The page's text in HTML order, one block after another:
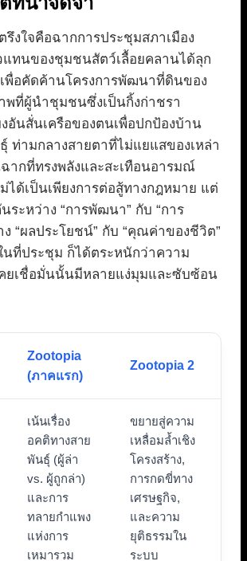
งใจคือฉากการประชุมสภาเมือง
แทนของชุมชนสัตว์เลื้อยคลานได้ลุก
พื่อคัดค้านโครงการพัฒนาที่ดินของ
ที่ผู้นำชุมชนซึ่งเป็นกิ้งก่าชรา
อันสั่นเครือของตนเพื่อปกป้องบ้าน
ท่ามกลางสายตาที่ไม่แยแสของเหล่า
ากที่ทรงพลังและสะเทือนอารมณ์
ได้เป็นเพียงการต่อสู้ทางกฎหมาย แต่
ระหว่าง “การพัฒนา” กับ “การ
ง “ผลประโยชน์” กับ “คุณค่าของชีวิต”
นที่ประชุม ก็ได้ตระหนักว่าความ
คยเชื่อมั่นนั้นมีหลายแง่มุมและซับซ้อน
Zootopia
(ภาคแรก)
Zootopia 2
เน้นเรื่อง
อคติทางสาย
พันธุ์ (ผู้ล่า
vs. ผู้ถูกล่า)
และการ
ทลายกำแพง
แห่งการ
เหมารวม
ขยายสู่ความ
เหลื่อมล้ำเชิง
โครงสร้าง,
การกดขี่ทาง
เศรษฐกิจ,
และความ
ยุติธรรมใน
ระบบ